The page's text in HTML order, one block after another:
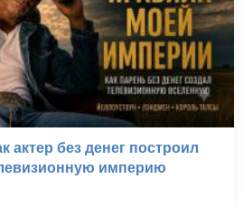
актер без денег построил
империю